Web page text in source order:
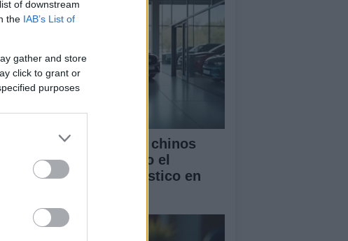
of downstream
the IAB’s List of
gather and store
click to grant or
purposes
Cómo los vehículos chinos
están transformando el
mercado automovilístico en